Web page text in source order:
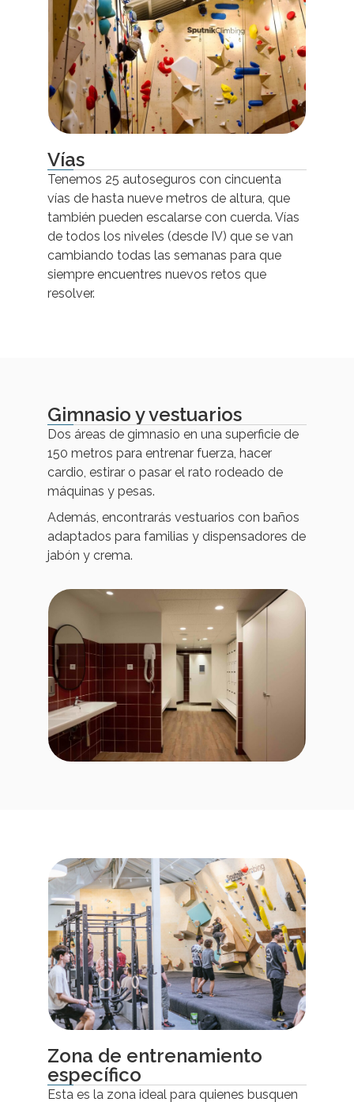
Vías
Tenemos 25 autoseguros con cincuenta
vías de hasta nueve metros de altura, que
también pueden escalarse con cuerda. Vías
de todos los niveles (desde IV) que se van
cambiando todas las semanas para que
siempre encuentres nuevos retos que
resolver.
Gimnasio y vestuarios
Dos áreas de gimnasio en una superficie de
150 metros para entrenar fuerza, hacer
cardio, estirar o pasar el rato rodeado de
máquinas y pesas.
Además, encontrarás vestuarios con baños
adaptados para familias y dispensadores de
jabón y crema.
Zona de entrenamiento
específico
Esta es la zona ideal para quienes busquen